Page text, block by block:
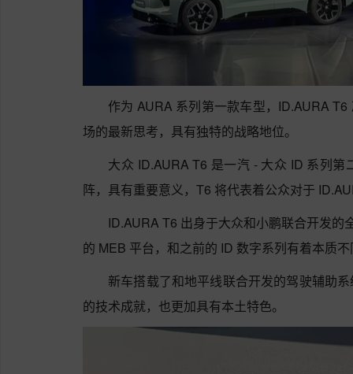
作为 AURA 系列第一款车型，ID.AURA
场的最新思考，具有独特的战略地位。
大众 ID.AURA T6 是一汽 - 大众 ID 系列
阵，具有重要意义，T6 将代表着公众对于
ID.AURA T6 出身于大众和小鹏联合开发
的 MEB 平台，和之前的 ID 数字系列有着本质
新车搭载了和地平线联合开发的驾驶辅助
的技术成就，也更加具有本土特色。